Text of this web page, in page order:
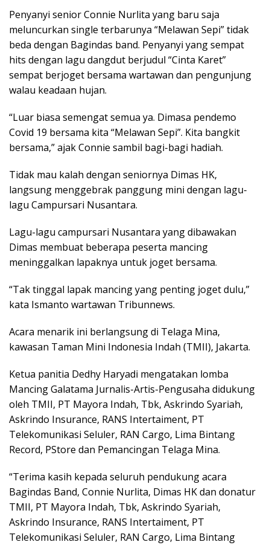
Penyanyi senior Connie Nurlita yang baru saja
meluncurkan single terbarunya “Melawan Sepi” tidak
beda dengan Bagindas band. Penyanyi yang sempat
hits dengan lagu dangdut berjudul “Cinta Karet”
sempat berjoget bersama wartawan dan pengunjung
walau keadaan hujan.
“Luar biasa semengat semua ya. Dimasa pendemo
Covid 19 bersama kita “Melawan Sepi”. Kita bangkit
bersama,” ajak Connie sambil bagi-bagi hadiah.
Tidak mau kalah dengan seniornya Dimas HK,
langsung menggebrak panggung mini dengan lagu-
lagu Campursari Nusantara.
Lagu-lagu campursari Nusantara yang dibawakan
Dimas membuat beberapa peserta mancing
meninggalkan lapaknya untuk joget bersama.
“Tak tinggal lapak mancing yang penting joget dulu,”
kata Ismanto wartawan Tribunnews.
Acara menarik ini berlangsung di Telaga Mina,
kawasan Taman Mini Indonesia Indah (TMII), Jakarta.
Ketua panitia Dedhy Haryadi mengatakan lomba
Mancing Galatama Jurnalis-Artis-Pengusaha didukung
oleh TMII, PT Mayora Indah, Tbk, Askrindo Syariah,
Askrindo Insurance, RANS Intertaiment, PT
Telekomunikasi Seluler, RAN Cargo, Lima Bintang
Record, PStore dan Pemancingan Telaga Mina.
“Terima kasih kepada seluruh pendukung acara
Bagindas Band, Connie Nurlita, Dimas HK dan donatur
TMII, PT Mayora Indah, Tbk, Askrindo Syariah,
Askrindo Insurance, RANS Intertaiment, PT
Telekomunikasi Seluler, RAN Cargo, Lima Bintang